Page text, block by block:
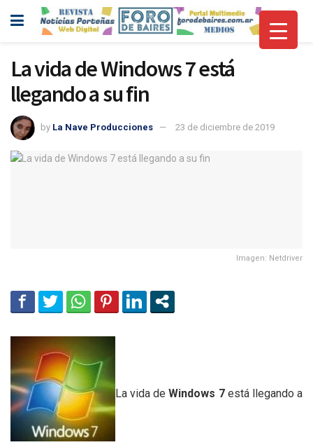
La vida de Windows 7 está
llegando a su fin
by La Nave Producciones 23 de diciembre de 2019
Imagen: Netdriver
La vida deWindows 7está llegando a